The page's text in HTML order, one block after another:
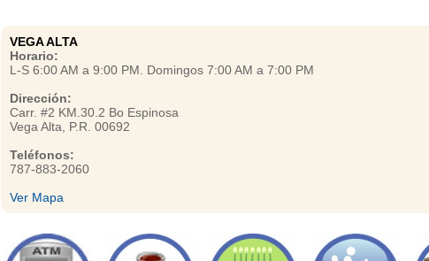
VEGA ALTA
Horario:
L-S 6:00 AM a 9:00 PM. Domingos 7:00 AM a 7:00 PM
Dirección:
Carr. #2 KM.30.2 Bo Espinosa
Vega Alta, P.R. 00692
Teléfonos:
787-883-2060
Ver Mapa